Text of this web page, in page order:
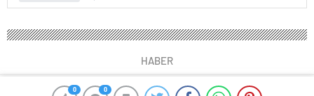
0 0
HABER